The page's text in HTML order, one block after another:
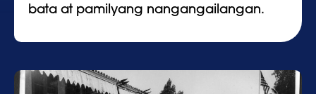
bata at pamilyang nangangailangan.